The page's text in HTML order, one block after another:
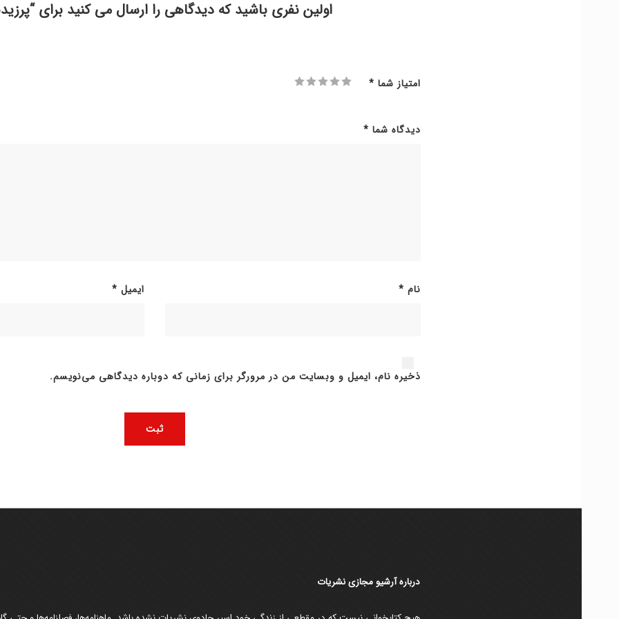
اولین نفری باشید که دیدگاهی را ارسال می کنید برای
امتیاز شما *
دیدگاه شما *
نام * ایمیل *
ذخیره نام، ایمیل و وبسایت من در مرورگر برای زمانی که دوباره دیدگاهی می‌نویسم.
دربارۀ آرشیو مجازی نشریات